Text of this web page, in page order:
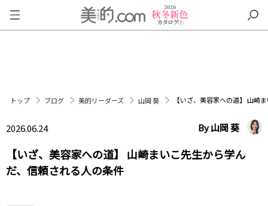
トップ ブログ 美的リーダーズ 山岡 葵 【いざ、美容家への道】 山崎
2026.06.24 By 山岡 葵
【いざ、美容家への道】 山崎まいこ先生から学ん
だ、信頼される人の条件